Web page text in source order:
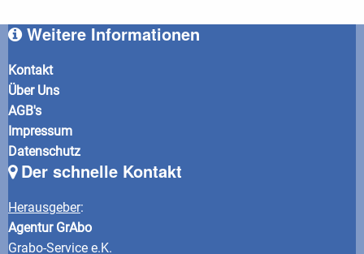
Weitere Informationen
Kontakt
Über Uns
AGB's
Impressum
Datenschutz
Der schnelle Kontakt
Herausgeber:
Agentur GrAbo
Grabo-Service e.K.